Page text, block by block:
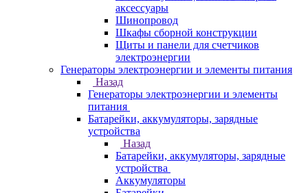
аксессуары
Шинопровод
Шкафы сборной конструкции
Щиты и панели для счетчиков
электроэнергии
Генераторы электроэнергии и элементы питания
Назад
Генераторы электроэнергии и элементы
питания
Батарейки, аккумуляторы, зарядные
устройства
Назад
Батарейки, аккумуляторы, зарядные
устройства
Аккумуляторы